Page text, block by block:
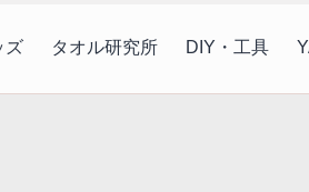
ズ タオル研究所 DIY・工具